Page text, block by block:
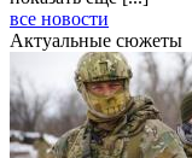
все новости
Актуальные сюжеты